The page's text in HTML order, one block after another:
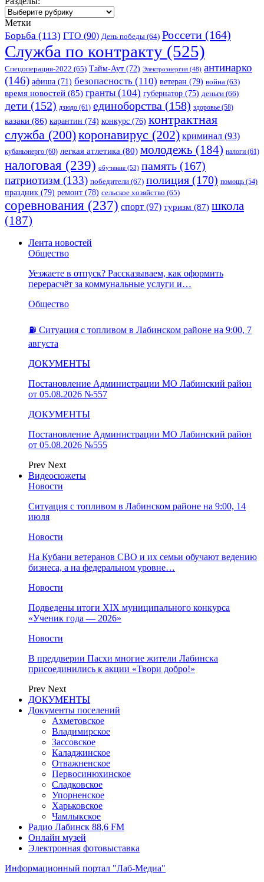
Разделы:
Метки
Борьба (113) ГТО (90) День победы (64) Россети (164)
Служба по контракту (525)
Спецоперация-2022 (65) Тайм-Аут (72) Электроэнергия (48) антинарко
(146) афиша (71) безопасность (110) ветеран (79) война (63)
время новостей (85) гранты (104) губернатор (75) деньги (66)
дети (152) дзюдо (61) единоборства (158) здоровье (58)
казаки (86) карантин (74) конкурс (76) контрактная
служба (200)коронавирус (202) криминал (93)
кубаньэнерго (60) легкая атлетика (80) молодежь (184) налоги (61)
налоговая (239) обучение (53) память (167)
патриотизм (133) победители (67) полиция (170) помощь (54)
праздник (79) ремонт (78) сельское хозяйство (65)
соревнования (237) спорт (97) туризм (87) школа
(187)
Лента новостей
Общество
Уезжаете в отпуск? Рассказываем, как оформить
перерасчёт за коммунальные услуги и…
Общество
⛽️ Ситуация с топливом в Лабинском районе на 9:00, 7
августа
ДОКУМЕНТЫ
Постановление Администрации МО Лабинский район
от 05.08.2026 №557
ДОКУМЕНТЫ
Постановление Администрации МО Лабинский район
от 05.08.2026 №555
Prev Next
Видеосюжеты
Новости
Ситуация с топливом в Лабинском районе на 9:00, 14
июля
Новости
На Кубани ветеранов СВО и их семьи обучают ведению
бизнеса, а на федеральном уровне…
Новости
Подведены итоги XIX муниципального конкурса
«Ученик года — 2026»
Новости
В преддверии Пасхи многие жители Лабинска
присоединились к акции «Твори добро!»
Prev Next
ДОКУМЕНТЫ
Документы поселений
Ахметовское
Владимирское
Зассовское
Каладжинское
Отважненское
Первосинюхинское
Сладковское
Упорненское
Харьковское
Чамлыкское
Радио Лабинск 88,6 FM
Онлайн музей
Электронная фотовыставка
Информационный портал "Лаб-Медиа"